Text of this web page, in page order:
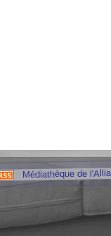
Médiathèque de